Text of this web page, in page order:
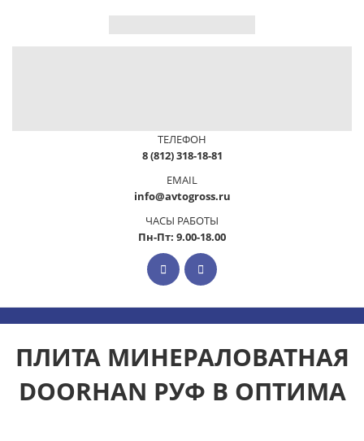
ТЕЛЕФОН
8 (812) 318-18-81
EMAIL
info@avtogross.ru
ЧАСЫ РАБОТЫ
Пн-Пт: 9.00-18.00
ПЛИТА МИНЕРАЛОВАТНАЯ
DOORHAN РУФ В ОПТИМА